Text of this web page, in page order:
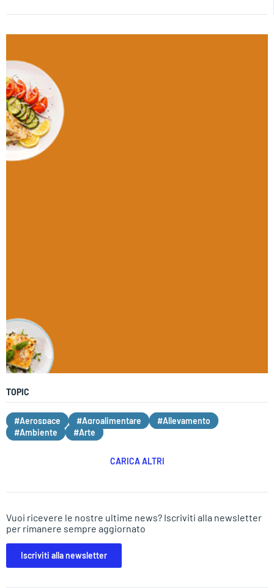
TOPIC
#Aerospace #Agroalimentare
#Allevamento
#Ambiente
#Arte
CARICA ALTRI
Vuoi ricevere le nostre ultime news? Iscriviti alla newsletter
per rimanere sempre aggiornato
Iscriviti alla newsletter